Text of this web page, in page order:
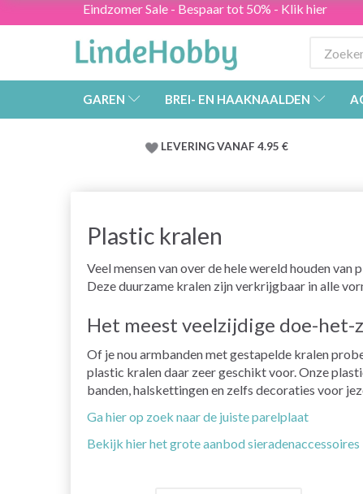
Eindzomer Sale - Bespaar tot 50% - Klik hier
GAREN BREI- EN HAAKNAALDEN
LEVERING VANAF 4.95 €
Plastic kralen
Veel mensen van over de hele wereld houden
Deze duurzame kralen zijn verkrijgbaar in alle
Het meest veelzijdige doe-het-
Of je nou armbanden met gestapelde kralen
plastic kralen daar zeer geschikt voor. Onze
banden, halskettingen en zelfs decoraties voor
Ga hier op zoek naar de juiste parelplaat
Bekijk hier het grote aanbod sieradenaccessoires